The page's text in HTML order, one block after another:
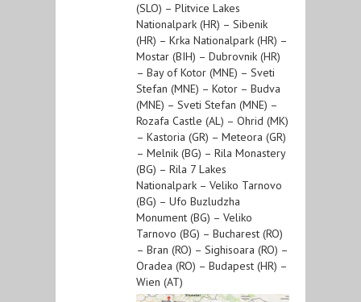
(SLO) – Plitvice Lakes
Nationalpark (HR) – Sibenik
(HR) – Krka Nationalpark (HR) –
Mostar (BIH) – Dubrovnik (HR)
– Bay of Kotor (MNE) – Sveti
Stefan (MNE) – Kotor – Budva
(MNE) – Sveti Stefan (MNE) –
Rozafa Castle (AL) – Ohrid (MK)
– Kastoria (GR) – Meteora (GR)
– Melnik (BG) – Rila Monastery
(BG) – Rila 7 Lakes
Nationalpark – Veliko Tarnovo
(BG) – Ufo Buzludzha
Monument (BG) – Veliko
Tarnovo (BG) – Bucharest (RO)
– Bran (RO) – Sighisoara (RO) –
Oradea (RO) – Budapest (HR) –
Wien (AT)